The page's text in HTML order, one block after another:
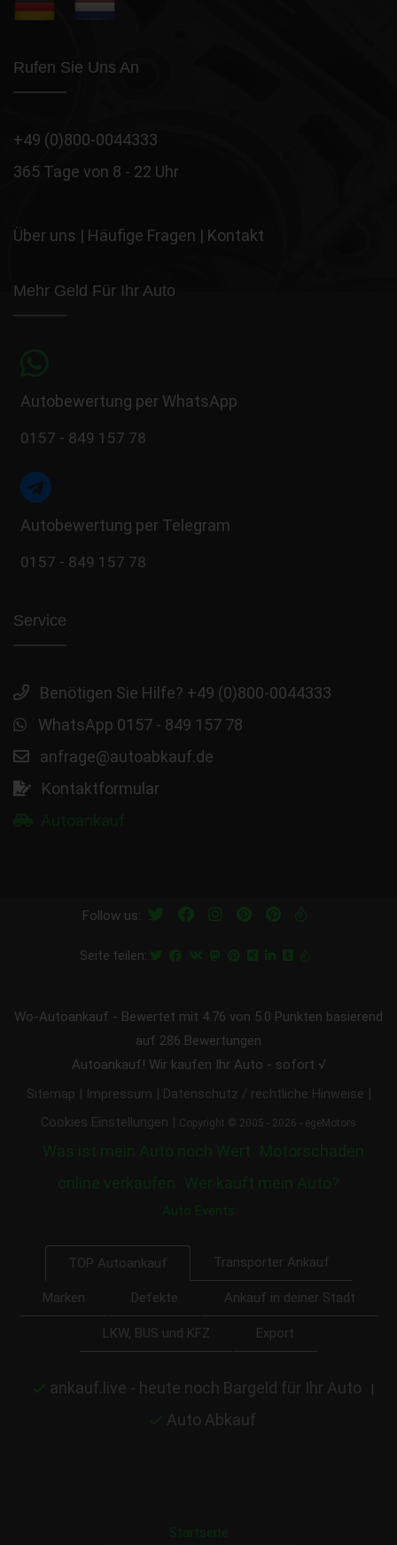
Rufen Sie Uns An
+49 (0)800-0044333
365 Tage von 8 - 22 Uhr
Über uns | Häufige Fragen | Kontakt
Mehr Geld Für Ihr Auto
Autobewertung per WhatsApp
0157 - 849 157 78
Autobewertung per Telegram
0157 - 849 157 78
Service
Benötigen Sie Hilfe? +49 (0)800-0044333
WhatsApp 0157 - 849 157 78
anfrage@autoabkauf.de
Kontaktformular
Follow us:
Seite teilen:
Wo-Autoankauf - Bewertet mit 4.76 von 5.0 Punkten basierend
auf 286 Bewertungen
Autoankauf! Wir kaufen Ihr Auto - sofort √
Sitemap Impressum Datenschutz / rechtliche Hinweise
Cookies Einstellungen Copyright © 2005 - 2026 - egeMotors
Was ist mein Auto noch Wert Motorschaden
online verkaufen
Wer kauft mein Auto?
Auto Events
TOP Autoankauf Transporter Ankauf
Marken Defekte Ankauf in deiner Stadt
LKW, BUS und KFZ Export
ankauf.live - heute noch Bargeld für Ihr Auto
Auto Abkauf
Startseite